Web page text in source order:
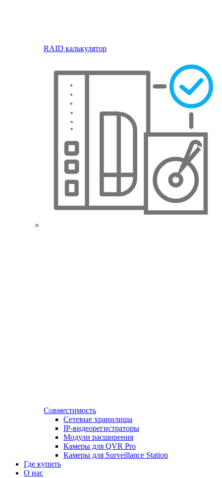
RAID калькулятор
Совместимость
Сетевые хранилища
IP-видеорегистраторы
Модули расширения
Камеры для QVR Pro
Камеры для Surveillance Station
Где купить
О нас